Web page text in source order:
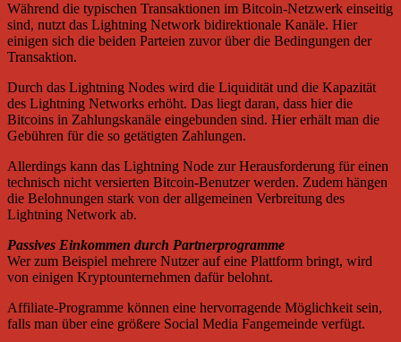
Während die typischen Transaktionen im Bitcoin-Netzwerk einseitig
sind, nutzt das Lightning Network bidirektionale Kanäle. Hier
einigen sich die beiden Parteien zuvor über die Bedingungen der
Transaktion.
Durch das Lightning Nodes wird die Liquidität und die Kapazität
des Lightning Networks erhöht. Das liegt daran, dass hier die
Bitcoins in Zahlungskanäle eingebunden sind. Hier erhält man die
Gebühren für die so getätigten Zahlungen.
Allerdings kann das Lightning Node zur Herausforderung für einen
technisch nicht versierten Bitcoin-Benutzer werden. Zudem hängen
die Belohnungen stark von der allgemeinen Verbreitung des
Lightning Network ab.
Passives Einkommen durch Partnerprogramme
Wer zum Beispiel mehrere Nutzer auf eine Plattform bringt, wird
von einigen Kryptounternehmen dafür belohnt.
Affiliate-Programme können eine hervorragende Möglichkeit sein,
falls man über eine größere Social Media Fangemeinde verfügt.